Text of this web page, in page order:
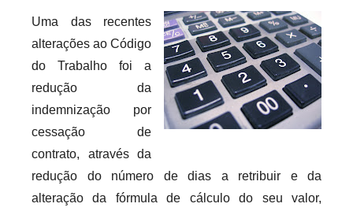
o
r
p
r
e
c
a
Uma das recentes
alterações ao Código
do Trabalho foi a
redução da
indemnização por
cessação de
contrato, através da
redução do número de dias a retribuir e da
alteração da fórmula de cálculo do seu valor,